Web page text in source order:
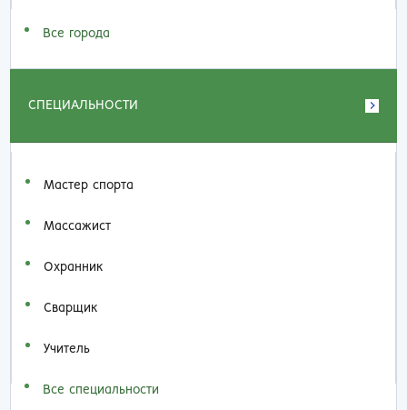
Все города
СПЕЦИАЛЬНОСТИ
Мастер спорта
Массажист
Охранник
Сварщик
Учитель
Все специальности